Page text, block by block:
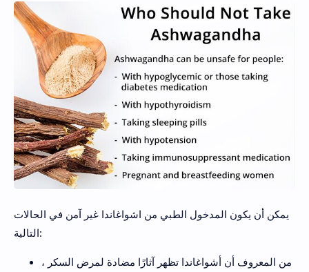
يمكن أن يكون المدخول الطبي من اشواغاندا غير آمن في الحالات
التالية:
من المعروف أن أشواغاندا تظهر آثارًا مضادة لمرض السكر ،